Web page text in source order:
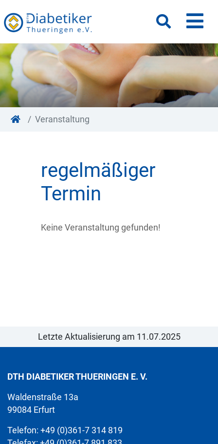
Veranstaltung
regelmäßiger
Termin
Keine Veranstaltung gefunden!
Letzte Aktualisierung am 11.07.2025
DTH DIABETIKER THUERINGEN E. V.
Waldenstraße 13a
99084 Erfurt
Telefon: +49 (0)361-7 314 819